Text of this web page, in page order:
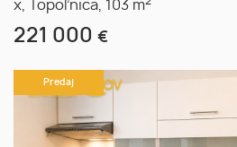
x, Topoľnica, 103 m
221 000 €
Predaj